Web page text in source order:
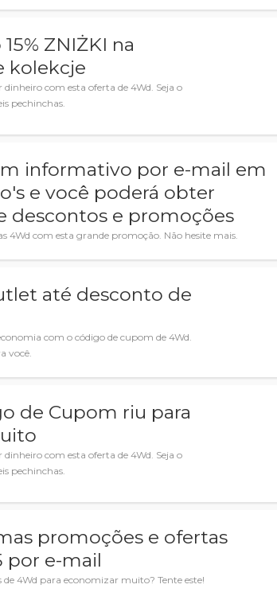
ZNIŻKI na
kolekcje
com esta oferta de 4Wd. Seja o
pechinchas.
informativo por e-mail em
e você poderá obter
descontos e promoções
4Wd com esta grande promoção. Não hesite mais.
até desconto de
com o código de cupom de 4Wd.
você.
de Cupom riu para
com esta oferta de 4Wd. Seja o
pechinchas.
promoções e ofertas
por e-mail
4Wd para economizar muito? Tente este!